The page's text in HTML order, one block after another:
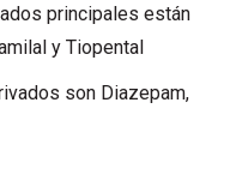
principales están
y Tiopental
son Diazepam,